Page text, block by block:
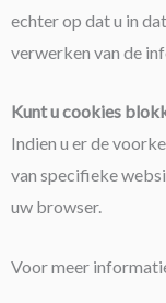
echter op dat u in
verwerken van de
Kunt u cookies
Indien u er de
van specifieke
uw browser.
Voor meer